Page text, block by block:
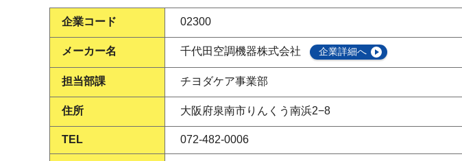
企業コード 02300
メーカー名 千代田空調機器株式会社 企業詳細へ
担当部課 チヨダケア事業部
住所 大阪府泉南市りんくう南浜2−8
TEL 072-482-0006